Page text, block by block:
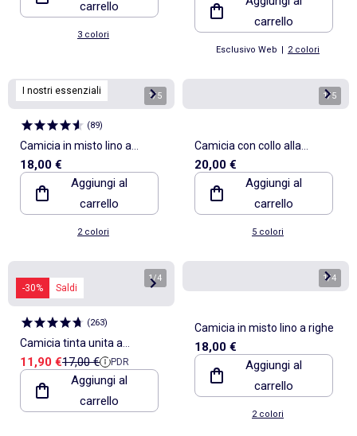
carrello
3 colori
carrello
Esclusivo Web | 2 colori
I nostri essenziali 1/5
(89)
Camicia in misto lino a
maniche corte
18,00 €
Aggiungi al
carrello
2 colori
1/5
Camicia con collo alla
coreana e lino
20,00 €
Aggiungi al
carrello
5 colori
-30% Saldi
1/4
(263)
Camicia tinta unita a
maniche corte e collo alla
coreana in misto lino
Prezzo di vendita
11,90 €Prezzo di riferimento
17,00 € PDR
Aggiungi al
carrello
1/4
Camicia in misto lino a righe
18,00 €
Aggiungi al
carrello
2 colori